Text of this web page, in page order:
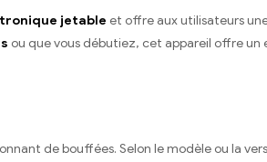
jetable et offre aux utilisateurs
ou que vous débutiez, cet appareil offre un
de bouffées. Selon le modèle ou la